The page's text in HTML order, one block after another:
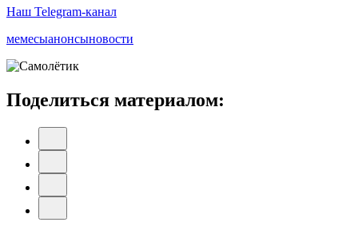
Наш Telegram-канал
мемесыанонсыновости
Поделиться материалом: